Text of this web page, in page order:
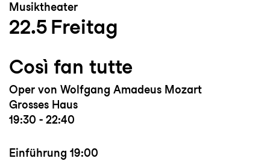
Musiktheater
22.5 Freitag
Così fan tutte
Oper von Wolfgang Amadeus Mozart
Grosses Haus
19:30 - 22:40
Einführung 19:00